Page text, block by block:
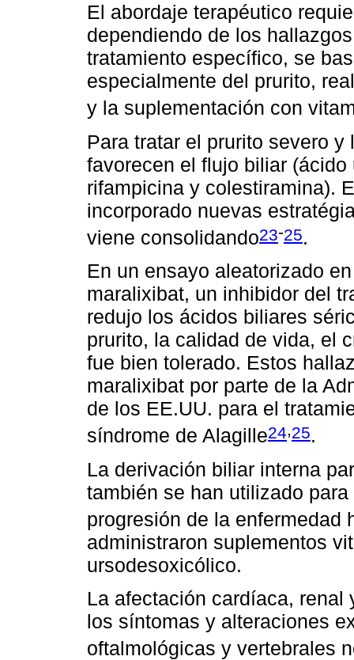
El abordaje terapéutico
dependiendo de los
tratamiento específico, se
especialmente del prurito,
y la suplementación con
Para tratar el prurito severo
favorecen el flujo biliar
rifampicina y colestiramina).
incorporado nuevas
viene consolidando23-25.
En un ensayo aleatorizado
maralixibat, un inhibidor del
redujo los ácidos biliares
prurito, la calidad de vida, el
fue bien tolerado. Estos
maralixibat por parte de la
de los EE.UU. para el
síndrome de Alagille24,25.
La derivación biliar interna
también se han utilizado
progresión de la enfermedad
administraron suplementos
ursodesoxicólico.
La afectación cardíaca,
los síntomas y alteraciones
oftalmológicas y vertebrales